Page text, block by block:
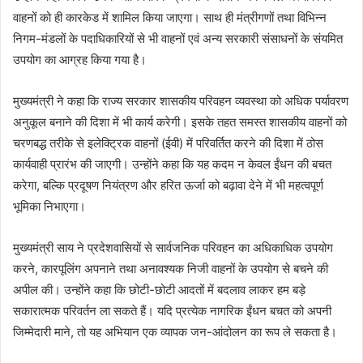
वाहनों को ही कारकेड में शामिल किया जाएगा। साथ ही मंत्रीगणों तथा विभिन्न
निगम-मंडलों के पदाधिकारियों से भी वाहनों एवं अन्य सरकारी संसाधनों के संयमित
उपयोग का आग्रह किया गया है।
मुख्यमंत्री ने कहा कि राज्य सरकार शासकीय परिवहन व्यवस्था को अधिक पर्यावरण
अनुकूल बनाने की दिशा में भी कार्य करेगी। इसके तहत समस्त शासकीय वाहनों को
चरणबद्ध तरीके से इलेक्ट्रिक वाहनों (ईवी) में परिवर्तित करने की दिशा में ठोस
कार्यवाही प्रारंभ की जाएगी। उन्होंने कहा कि यह कदम न केवल ईंधन की बचत
करेगा, बल्कि प्रदूषण नियंत्रण और हरित ऊर्जा को बढ़ावा देने में भी महत्वपूर्ण
भूमिका निभाएगा।
मुख्यमंत्री साय ने प्रदेशवासियों से सार्वजनिक परिवहन का अधिकाधिक उपयोग
करने, कारपूलिंग अपनाने तथा अनावश्यक निजी वाहनों के उपयोग से बचने की
अपील की। उन्होंने कहा कि छोटी-छोटी आदतों में बदलाव लाकर हम बड़े
सकारात्मक परिवर्तन ला सकते हैं। यदि प्रत्येक नागरिक ईंधन बचत को अपनी
जिम्मेदारी माने, तो यह अभियान एक व्यापक जन-आंदोलन का रूप ले सकता है।